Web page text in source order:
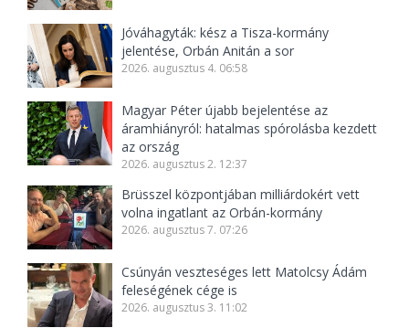
Jóváhagyták: kész a Tisza-kormány
jelentése, Orbán Anitán a sor
2026. augusztus 4. 06:58
Magyar Péter újabb bejelentése az
áramhiányról: hatalmas spórolásba kezdett
az ország
2026. augusztus 2. 12:37
Brüsszel központjában milliárdokért vett
volna ingatlant az Orbán-kormány
2026. augusztus 7. 07:26
Csúnyán veszteséges lett Matolcsy Ádám
feleségének cége is
2026. augusztus 3. 11:02